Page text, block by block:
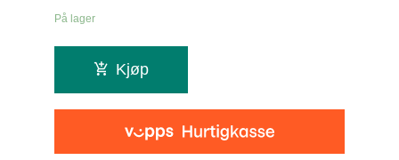
På lager
Kjøp